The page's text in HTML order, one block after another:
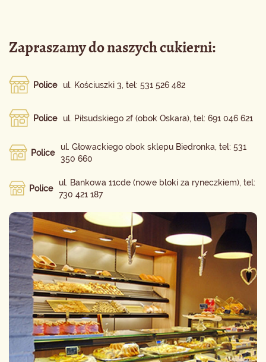
Zapraszamy do naszych cukierni:
Police ul. Kościuszki 3, tel: 531 526 482
Police ul. Piłsudskiego 2f (obok Oskara), tel: 691 046 621
Police
ul. Głowackiego obok sklepu Biedronka, tel: 531
350 660
Police
ul. Bankowa 11cde (nowe bloki za ryneczkiem), tel:
730 421 187